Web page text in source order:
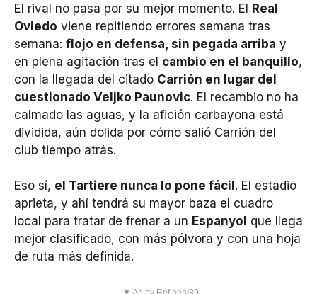
El rival no pasa por su mejor momento. El Real
Oviedo viene repitiendo errores semana tras
semana: flojo en defensa, sin pegada arriba y
en plena agitación tras el cambio en el banquillo,
con la llegada del citado Carrión en lugar del
cuestionado Veljko Paunovic. El recambio no ha
calmado las aguas, y la afición carbayona está
dividida, aún dolida por cómo salió Carrión del
club tiempo atrás.
Eso sí, el Tartiere nunca lo pone fácil . El estadio
aprieta, y ahí tendrá su mayor baza el cuadro
local para tratar de frenar a un Espanyol que llega
mejor clasificado, con más pólvora y con una hoja
de ruta más definida.